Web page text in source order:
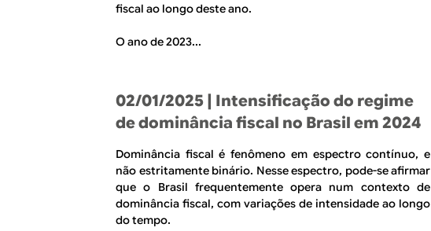
fiscal ao longo deste ano.
O ano de 2023...
02/01/2025 | Intensificação do regime
de dominância fiscal no Brasil em 2024
Dominância fiscal é fenômeno em espectro contínuo, e
não estritamente binário. Nesse espectro, pode-se afirmar
que o Brasil frequentemente opera num contexto de
dominância fiscal, com variações de intensidade ao longo
do tempo.